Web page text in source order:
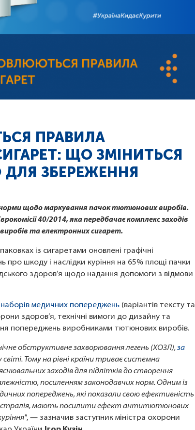
ПРАВИЛА
ЩО ЗМІНИТЬСЯ
ЗБЕРЕЖЕННЯ
норми щодо маркування пачок тютюнових виробів.
40/2014, яка передбачає комплекс заходів
та електронних сигарет.
із сигаретами оновлені графічні
шкоду і наслідки куріння на 65% площі пачки
здоров’я щодо надання допомоги з відмови
наборів медичних попереджень (варіантів тексту та
здоров’я, технічні вимоги до дизайну та
попереджень виробниками тютюнових виробів.
обструктивне захворювання легень (ХОЗЛ),за
Тому на рівні країни триває системна
заходів для підлітків до створення
посиленням законодавчих норм. Одним із
попереджень, які показали свою ефективність
мають посилити ефект антитютюнових
, — зазначив заступник міністра охорони